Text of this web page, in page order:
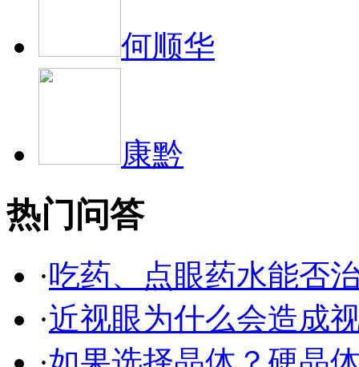
何顺华
康黔
热门问答
·吃药、点眼药水能否
·近视眼为什么会造成